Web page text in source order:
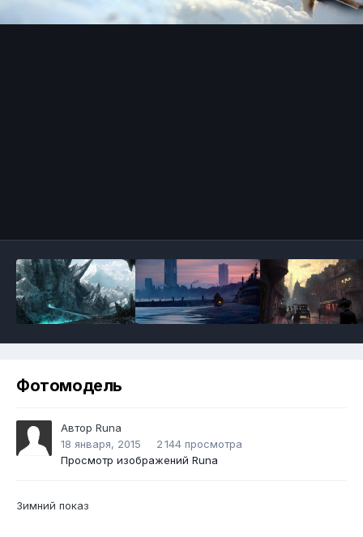
Фотомодель
Автор Runа
18 января, 2015
2 144 просмотра
Просмотр изображений Runа
Зимний показ